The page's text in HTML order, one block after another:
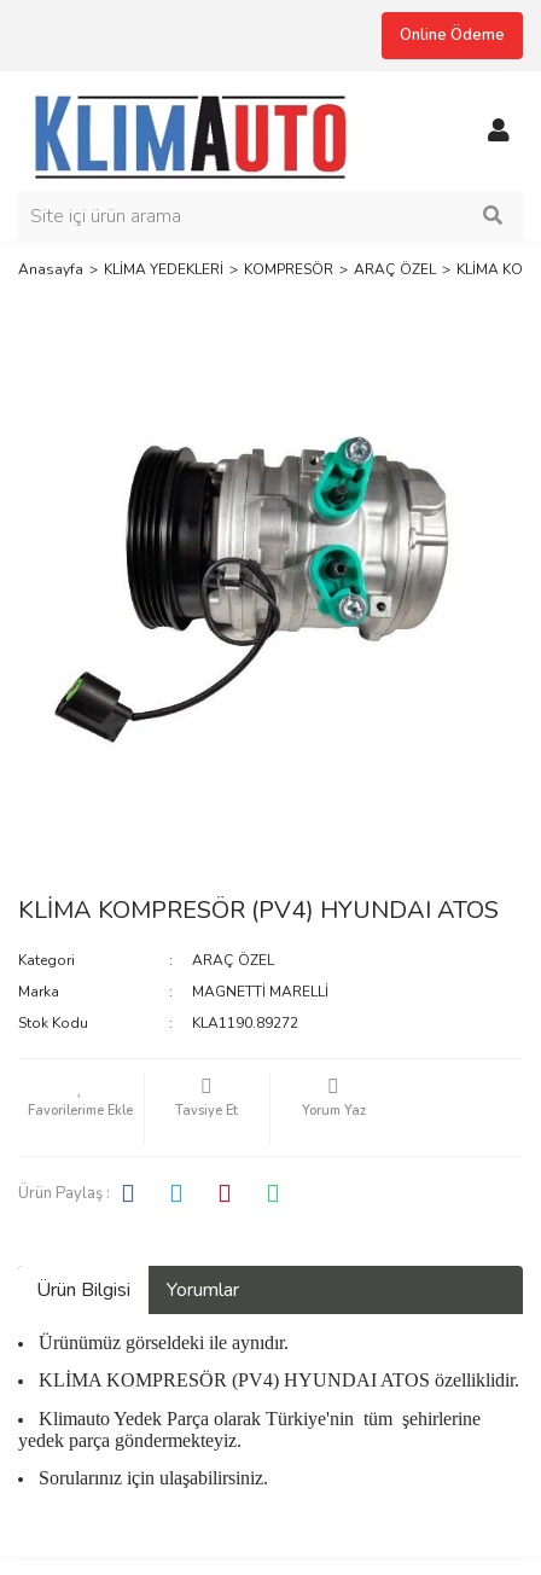
Online Ödeme
Anasayfa KLİMA YEDEKLERİ KOMPRESÖR ARAÇ ÖZEL KLİMA
KLİMA KOMPRESÖR (PV4) HYUNDAI ATOS
Kategori
ARAÇ ÖZEL
Marka
MAGNETTİ MARELLİ
Stok Kodu
KLA1190.89272
Tavsiye Et Yorum Yaz
Ürün Paylaş :
Ürün Bilgisi Yorumlar
Ürünümüz görseldeki ile aynıdır.
KLİMA KOMPRESÖR (PV4) HYUNDAI ATOS özelliklidir.
Klimauto Yedek Parça olarak Türkiye'nin tüm şehirlerine
yedek parça göndermekteyiz.
Sorularınız için ulaşabilirsiniz.